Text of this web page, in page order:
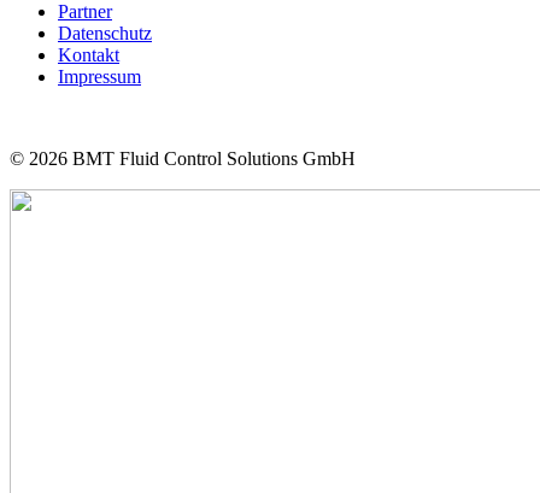
Partner
Datenschutz
Kontakt
Impressum
© 2026 BMT Fluid Control Solutions GmbH